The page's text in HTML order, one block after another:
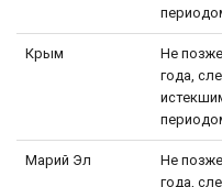
Крым
Не
года,
Марий Эл
Не
года,